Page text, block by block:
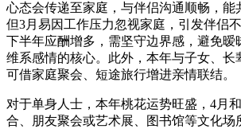
心态会传递至家庭，与伴侣沟通顺畅，能
但3月易因工作压力忽视家庭，引发伴侣
下半年应酬增多，需坚守边界感，避免暧
维系感情的核心。此外，本年与子女、长
可借家庭聚会、短途旅行增进亲情联结。
对于单身人士，本年桃花运势旺盛，4月
合、朋友聚会或艺术展、图书馆等文化场